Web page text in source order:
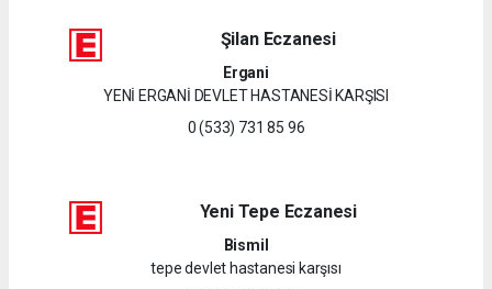
Şilan Eczanesi
Ergani
YENİ ERGANİ DEVLET HASTANESİ KARŞISI
0 (533) 731 85 96
Yeni Tepe Eczanesi
Bismil
tepe devlet hastanesi karşısı